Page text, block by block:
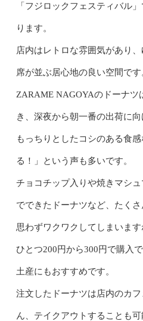
「フジロックフェスティバル
ります。
店内はレトロな雰囲気があり
席が並ぶ居心地の良い空間です
ZARAME NAGOYAのドーナツ
き、深夜から朝一番の出荷に向
もっちりとしたコシのある食
る！」という声も多いです。
チョコチップ入りや焼きマシ
でできたドーナツなど、たくさ
思わずワクワクしてしまいます
ひとつ200円から300円で購入
土産にもおすすめです。
注文したドーナツは店内のカ
ん、テイクアウトすることも